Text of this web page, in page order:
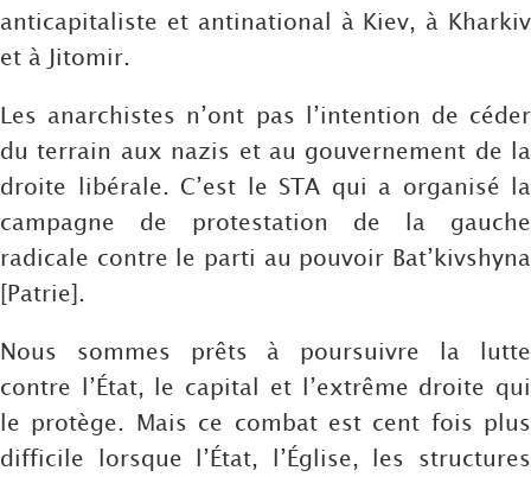
anticapitaliste et antinational à Kiev, à Kharkiv
et à Jitomir.
Les anarchistes n’ont pas l’intention de céder
du terrain aux nazis et au gouvernement de la
droite libérale. C’est le STA qui a organisé la
campagne de protestation de la gauche
radicale contre le parti au pouvoir Bat’kivshyna
[Patrie].
Nous sommes prêts à poursuivre la lutte
contre l’État, le capital et l’extrême droite qui
le protège. Mais ce combat est cent fois plus
difficile lorsque l’État, l’Église, les structures